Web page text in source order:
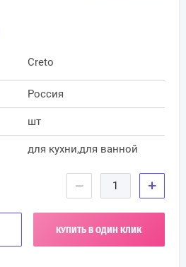
Creto
Россия
шт
для кухни,для ванной
− +
КУПИТЬ В ОДИН КЛИК